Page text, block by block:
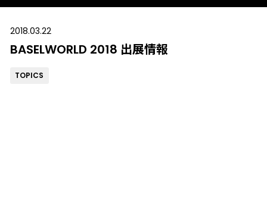
2018.03.22
BASELWORLD 2018 出展情報
TOPICS